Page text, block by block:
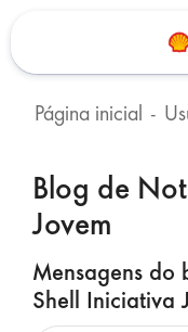
Página inicial
Blocos
Blog de
Jovem
Mensagens do
Shell Iniciativa